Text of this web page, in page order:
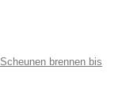
brennen bis